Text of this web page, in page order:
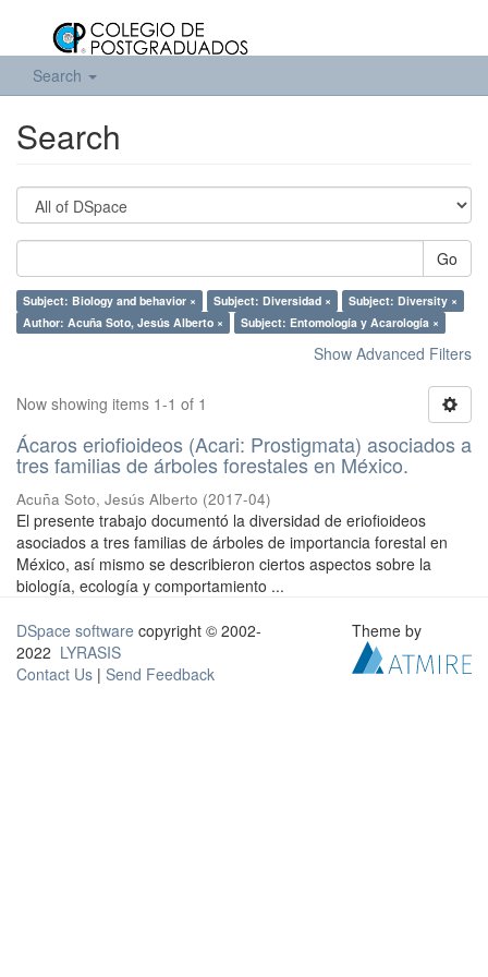
Search
Search
Go
Subject: Biology and behavior × Subject: Diversidad ×
Subject: Diversity ×
Author: Acuña Soto, Jesús Alberto ×
Subject: Entomología y Acarología ×
Show Advanced Filters
Now showing items 1-1 of 1
Ácaros eriofioideos (Acari: Prostigmata) asociados a
tres familias de árboles forestales en México.
Acuña Soto, Jesús Alberto (2017-04)
El presente trabajo documentó la diversidad de eriofioideos
asociados a tres familias de árboles de importancia forestal en
México, así mismo se describieron ciertos aspectos sobre la
biología, ecología y comportamiento ...
DSpace software copyright © 2002-
2022 LYRASIS
Contact Us | Send Feedback
Theme by